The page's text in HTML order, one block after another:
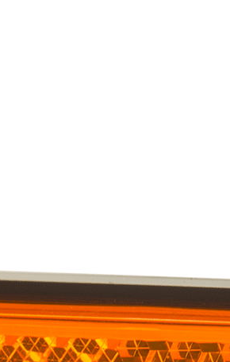
l'apparence ou le fonctionnement du site,